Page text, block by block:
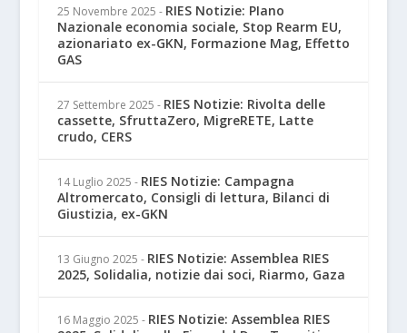
25 Novembre 2025 - RIES Notizie: PIano
Nazionale economia sociale, Stop Rearm EU,
azionariato ex-GKN, Formazione Mag, Effetto
GAS
27 Settembre 2025 - RIES Notizie: Rivolta delle
cassette, SfruttaZero, MigreRETE, Latte
crudo, CERS
14 Luglio 2025 - RIES Notizie: Campagna
Altromercato, Consigli di lettura, Bilanci di
Giustizia, ex-GKN
13 Giugno 2025 - RIES Notizie: Assemblea RIES
2025, Solidalia, notizie dai soci, Riarmo, Gaza
16 Maggio 2025 - RIES Notizie: Assemblea RIES